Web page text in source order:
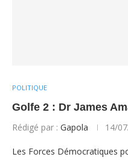
POLITIQUE
Golfe 2 : Dr James
Rédigé par : Gapola 14/
Les Forces Démocratiques